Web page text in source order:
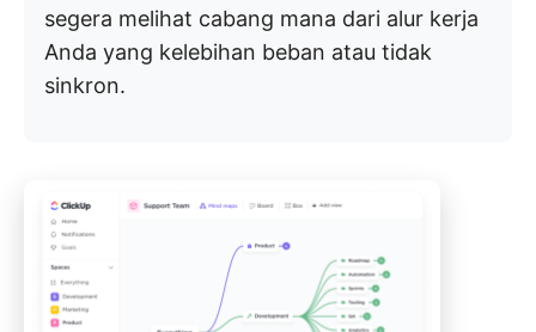
segera melihat cabang mana dari alur kerja
Anda yang kelebihan beban atau tidak
sinkron.